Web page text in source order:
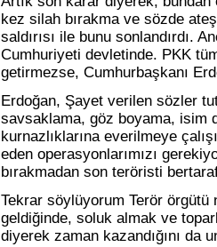
kez silah bırakma ve sözde
saldırısı ile bunu sonlandırdı.
Cumhuriyeti devletinde. PKK
getirmezse, Cumhurbaşkanı
Erdoğan, Şayet verilen sözler
savsaklama, göz boyama, isim
kurnazlıklarına everilmeye
eden operasyonlarımızı
bırakmadan son teröristi
Tekrar söylüyorum Terör
geldiğinde, soluk almak ve
diyerek zaman kazandığını da